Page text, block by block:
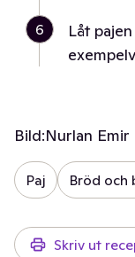
6
Låt
Bild:Nurlan Emir
Paj Bröd och
Skriv ut